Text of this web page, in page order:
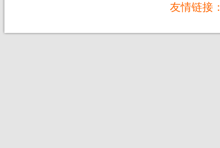
友情链